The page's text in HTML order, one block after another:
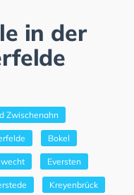
in der
Zwischenahn
Bokel
Eversten
Kreyenbrück